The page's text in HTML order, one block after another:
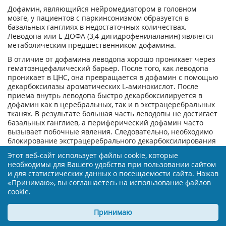
Дофамин, являющийся нейромедиатором в головном
мозге, у пациентов с паркинсонизмом образуется в
базальных ганглиях в недостаточных количествах.
Леводопа или L-ДОФА (3,4-дигидрофенилаланин) является
метаболическим предшественником дофамина.
В отличие от дофамина леводопа хорошо проникает через
гематоэнцефалический барьер. После того, как леводопа
проникает в ЦНС, она превращается в дофамин с помощью
декарбоксилазы ароматических L-аминокислот. После
приема внутрь леводопа быстро декарбоксилируется в
дофамин как в церебральных, так и в экстрацеребральных
тканях. В результате большая часть леводопы не достигает
базальных ганглиев, а периферический дофамин часто
вызывает побочные явления. Следовательно, необходимо
блокирование экстрацеребрального декарбоксилирования
введения леводопы и бенсеразида, ингибитора
периферической декарбоксилазы ароматических L-
аминокислот.
Препарат Мадопар® ГСС "125" представляет собой
обладает такой же эффективностью, как большие дозы
леводопы.
Этот веб-сайт использует файлы cookie, которые
необходимы для Вашего удобства при пользовании сайтом
и для статистических данных о посещаемости сайта. Нажав
«Принимаю», вы соглашаетесь на использование файлов
cookie.
Принимаю